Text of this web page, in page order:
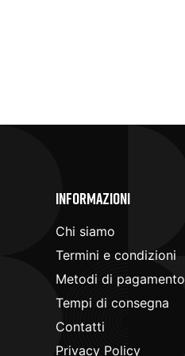
Informazioni
Chi siamo
Termini e condizioni
Metodi di pagamento
Tempi di consegna
Contatti
Privacy Policy